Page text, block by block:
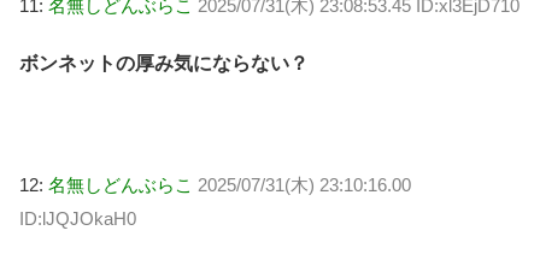
11: 名無しどんぶらこ 2025/07/31(木) 23:08:53.45 ID:xl3EjD710
ボンネットの厚み気にならない？
12: 名無しどんぶらこ 2025/07/31(木) 23:10:16.00
ID:lJQJOkaH0